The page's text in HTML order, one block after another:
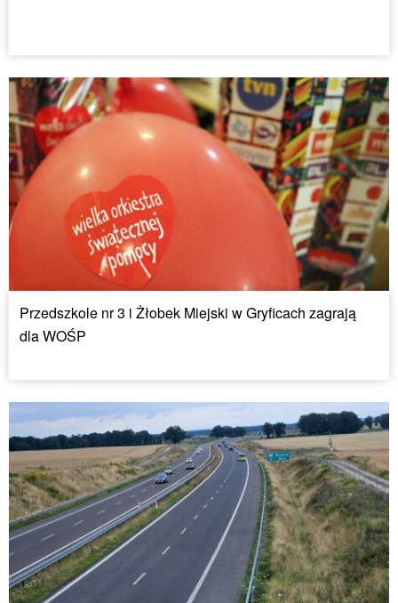
Przedszkole nr 3 i Żłobek Miejski w Gryficach zagrają
dla WOŚP